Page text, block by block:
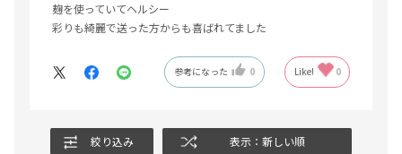
麹を使っていてヘルシー
彩りも綺麗で送った方からも喜ばれてました
参考になった 0 Like! 0
絞り込み 表示：新しい順